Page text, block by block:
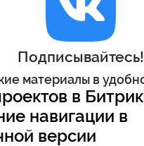
Подписывайтесь!
материалы в
в
навигации в
версии